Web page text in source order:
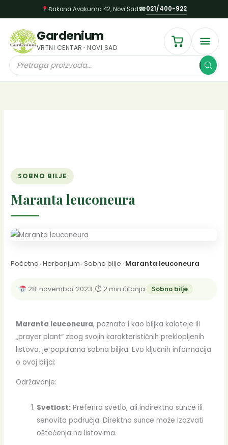
на
садржај
Đakona Avakuma 42, Novi Sad☎021/400-922
Gardenium
VRTNI CENTAR · NOVI SAD
Products
search
SOBNO BILJE
Maranta leuconeura
Početna ›Herbarijum ›Sobno bilje › Maranta leuconeura
28. novembar 2023.·⏱ 2 min čitanja· Sobno bilje
Maranta leuconeura, poznata i kao biljka kalateje ili
„prayer plant“ zbog svojih karakterističnih preklopljenih
listova, je popularna sobna biljka. Evo ključnih informacija
o ovoj biljci:
Održavanje:
Svetlost: Preferira svetlo, ali indirektno sunce ili
senovita područja. Direktno sunce može izazvati
oštećenja na listovima.